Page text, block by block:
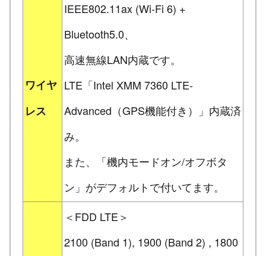
ワイヤ
レス
IEEE802.11ax (Wi-Fi 6) +
Bluetooth5.0、
高速無線LAN内蔵です。
LTE「Intel XMM 7360 LTE-
Advanced（GPS機能付き）」内蔵済
み。
また、「機内モードオン/オフボタ
ン」がデフォルトで付いてます。
＜FDD LTE＞
2100 (Band 1), 1900 (Band 2) , 1800